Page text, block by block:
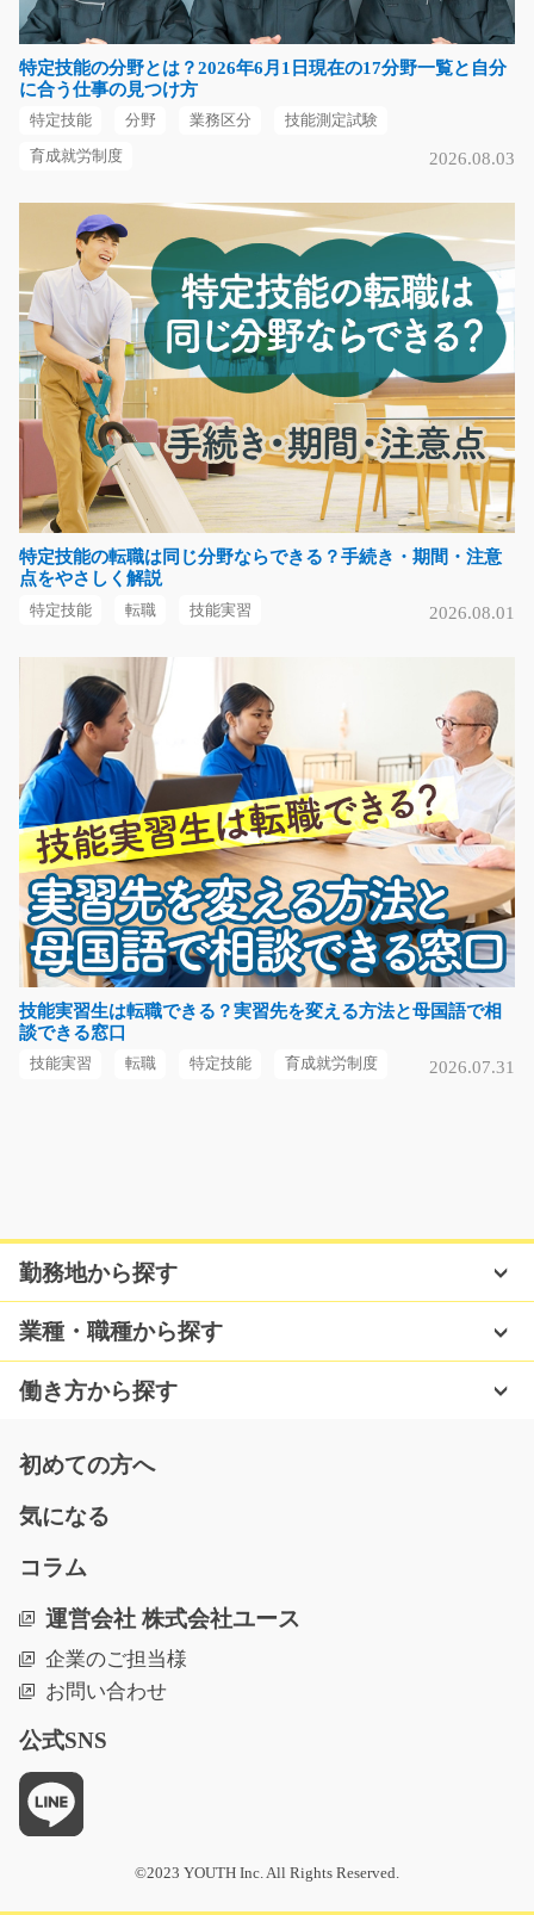
長期（3ヶ月以上）
時給1200円～
愛知県犬山市
気になる
お肉の加工、製品の包装のお仕事/y02_00945
急募
お歳暮に大人気！あの商品の製造ライン作業〇ハムの加
工やできあがった製…
長期（3ヶ月以上）
時給1300円
群馬県高崎市
気になる
紙製品加工の機械オペレーター/t06_00299
急募
あるパッケージ製造…
長期（3ヶ月以上）
時給1400円
静岡県浜松市中央区
気になる
プラスチック部品の品質管理/t01_00813
急募
プラスチック製の自動車部品の品質管理を行うお仕事で
す！ 計測結果のデー…
長期（3ヶ月以上）
時給2000円
駅チカ！手のひらサイズの基盤の検査、加工/g04_
00971
急募
幅広い年代の方が活躍中！人気の軽作業！未経験の方で
も大歓迎！手のひら…
長期（3ヶ月以上）
時給1100円～時給1375円
≪人気の菊池郡≫☆今注目の地域で働きませんか♪ 大人
気電子部品の組立て！☆…
長期（3ヶ月以上）
熊本県菊池郡大津町
特定技能の分野とは？2026年6月1日現在の17分野一覧と自分
に合う仕事の見つけ方
特定技能 分野 業務区分 技能測定試験
育成就労制度 2026.08.03
特定技能の転職は同じ分野ならできる？手続き・期間・注意
点をやさしく解説
特定技能 転職 技能実習 2026.08.01
技能実習生は転職できる？実習先を変える方法と母国語で相
談できる窓口
技能実習 転職 特定技能 育成就労制度 2026.07.31
勤務地から探す
業種・職種から探す
働き方から探す
初めての方へ
気になる
コラム
運営会社 株式会社ユース
企業のご担当様
お問い合わせ
公式SNS
©2023 YOUTH Inc. All Rights Reserved.